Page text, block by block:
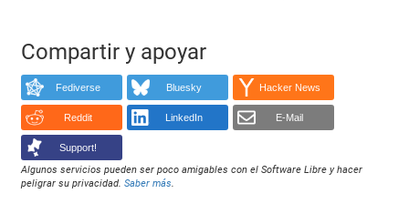
Compartir y apoyar
Fediverse Bluesky Hacker News
Reddit LinkedIn E-Mail
Support!
Algunos servicios pueden ser poco amigables con el Software Libre y hacer
peligrar su privacidad.Saber más.